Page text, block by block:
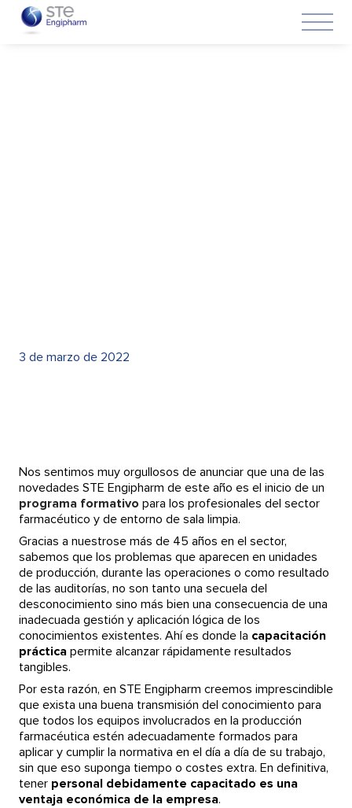
3 de marzo de 2022
Nos sentimos muy orgullosos de anunciar que una de las
novedades STE Engipharm de este año es el inicio de un
programa formativo para los profesionales del sector
farmacéutico y de entorno de sala limpia.
Gracias a nuestrose más de 45 años en el sector,
sabemos que los problemas que aparecen en unidades
de producción, durante las operaciones o como resultado
de las auditorías, no son tanto una secuela del
desconocimiento sino más bien una consecuencia de una
inadecuada gestión y aplicación lógica de los
conocimientos existentes. Ahí es donde la capacitación
práctica permite alcanzar rápidamente resultados
tangibles.
Por esta razón, en STE Engipharm creemos imprescindible
que exista una buena transmisión del conocimiento para
que todos los equipos involucrados en la producción
farmacéutica estén adecuadamente formados para
aplicar y cumplir la normativa en el día a día de su trabajo,
sin que eso suponga tiempo o costes extra. En definitiva,
tener personal debidamente capacitado es una
ventaja económica de la empresa.